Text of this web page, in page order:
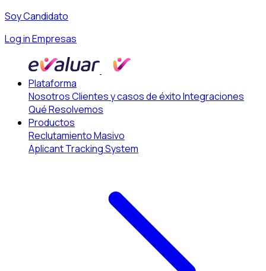
Soy Candidato
Log in Empresas
Plataforma
NosotrosClientes y casos de éxitoIntegraciones
Qué Resolvemos
Productos
Reclutamiento Masivo
Aplicant Tracking System